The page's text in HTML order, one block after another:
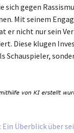
sich gegen
Mit seinem
er nicht nur sein
Diese klugen
Schauspieler,
Überblick über